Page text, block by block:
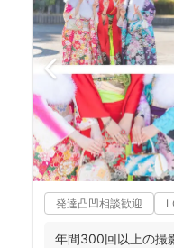
発達凸凹相談歓迎
年間300回以上の撮